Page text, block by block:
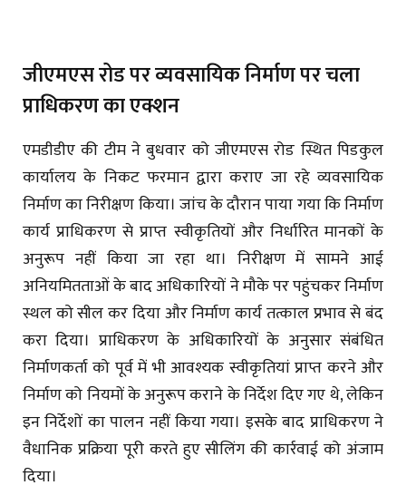
जीएमएस रोड पर व्यवसायिक निर्माण पर चला
प्राधिकरण का एक्शन
एमडीडीए की टीम ने बुधवार को जीएमएस रोड स्थित पिडकुल
कार्यालय के निकट फरमान द्वारा कराए जा रहे व्यवसायिक
निर्माण का निरीक्षण किया। जांच के दौरान पाया गया कि निर्माण
कार्य प्राधिकरण से प्राप्त स्वीकृतियों और निर्धारित मानकों के
अनुरूप नहीं किया जा रहा था। निरीक्षण में सामने आई
अनियमितताओं के बाद अधिकारियों ने मौके पर पहुंचकर निर्माण
स्थल को सील कर दिया और निर्माण कार्य तत्काल प्रभाव से बंद
करा दिया। प्राधिकरण के अधिकारियों के अनुसार संबंधित
निर्माणकर्ता को पूर्व में भी आवश्यक स्वीकृतियां प्राप्त करने और
निर्माण को नियमों के अनुरूप कराने के निर्देश दिए गए थे, लेकिन
इन निर्देशों का पालन नहीं किया गया। इसके बाद प्राधिकरण ने
वैधानिक प्रक्रिया पूरी करते हुए सीलिंग की कार्रवाई को अंजाम
दिया।